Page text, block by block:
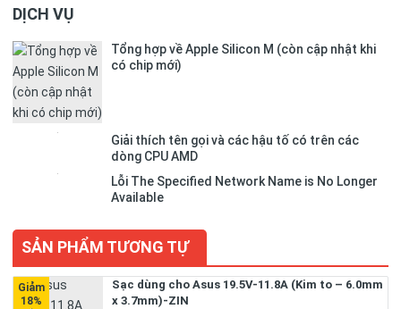
DỊCH VỤ
Tổng hợp về Apple Silicon M (còn cập nhật khi
có chip mới)
Giải thích tên gọi và các hậu tố có trên các
dòng CPU AMD
Lỗi The Specified Network Name is No Longer
Available
SẢN PHẨM TƯƠNG TỰ
Sạc dùng cho Asus 19.5V-11.8A (Kim to – 6.0mm
x 3.7mm)-ZIN